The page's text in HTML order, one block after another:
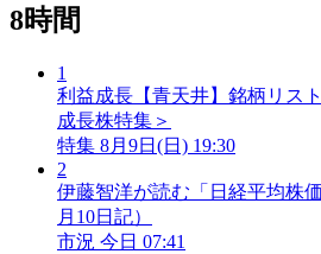
8時間
1
利益成長【青天井】銘柄リス
成長株特集＞
特集 8月9日(日) 19:30
2
伊藤智洋が読む「日経平均株
月10日記）
市況 今日 07:41